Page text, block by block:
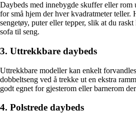
Daybeds med innebygde skuffer eller rom
for små hjem der hver kvadratmeter teller.
sengetøy, puter eller tepper, slik at du
sofa til seng.
3. Uttrekkbare daybeds
Uttrekkbare modeller kan enkelt
dobbeltseng ved å trekke ut en ekstra
godt egnet for gjesterom eller barnerom
4. Polstrede daybeds